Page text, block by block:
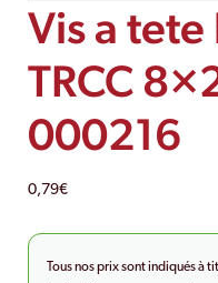
Vis a
TRCC
000216
0,79€
Tous nos prix sont indiqués à